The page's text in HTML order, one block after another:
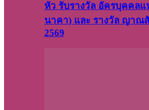
หัว รับรางวัล อัครบุคคล
นาคา) และ รางวัล ญาณ
2569